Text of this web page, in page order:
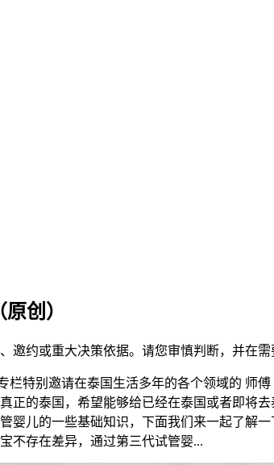
创）
邀约或重大决策依据。请您审慎判断，并在需
栏特别邀请在泰国生活多年的各个领域的 师
正的泰国，希望能够给已经在泰国或者即将
婴儿的一些基础知识，下面我们来一起了解
不存在差异，通过第三代试管婴...